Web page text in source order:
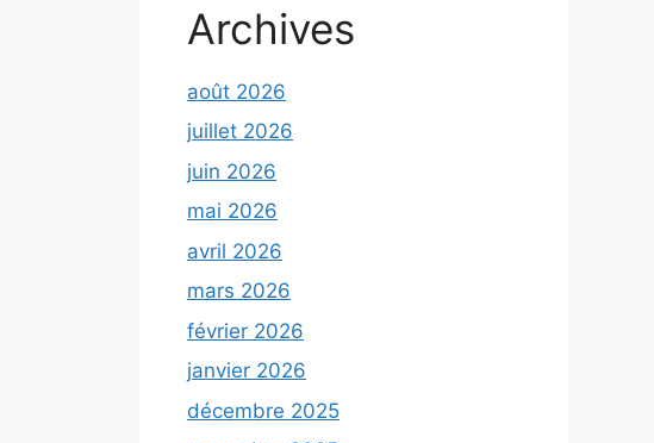
Archives
août 2026
juillet 2026
juin 2026
mai 2026
avril 2026
mars 2026
février 2026
janvier 2026
décembre 2025